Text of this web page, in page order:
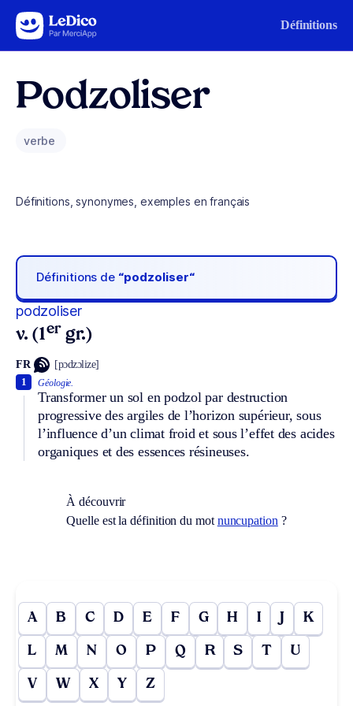
Aller au contenu Définitions
Podzoliser
verbe
Définitions, synonymes, exemples en français
Définitions de “podzoliser“
podzoliser
v. (1er gr.)
FR [pɔdzɔlize]
Géologie.
Transformer un sol en podzol par destruction
progressive des argiles de l’horizon supérieur, sous
l’influence d’un climat froid et sous l’effet des acides
organiques et des essences résineuses.
1
À découvrir
Quelle est la définition du mot nuncupation ?
A B C D E F G H I J K
L M N O P Q R S T U
V W X Y Z